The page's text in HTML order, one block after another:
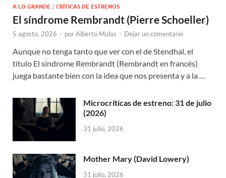
A LO GRANDE / CRÍTICAS DE ESTRENOS
El síndrome Rembrandt (Pierre Schoeller)
5 agosto, 2026 - porAlberto Mulas - Dejar un comentario
Aunque no tenga tanto que ver con el de Stendhal, el
título El síndrome Rembrandt (Rembrandt en francés)
juega bastante bien con la idea que nos presenta y a la …
Microcríticas de estreno: 31 de julio
(2026)
31 julio, 2026
Mother Mary (David Lowery)
31 julio, 2026